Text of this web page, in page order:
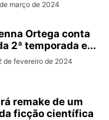
março de 2024
Ortega conta
2ª temporada e...
de fevereiro de 2024
remake de um
ficção científica